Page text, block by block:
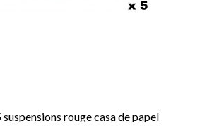
suspensions rouge casa de papel